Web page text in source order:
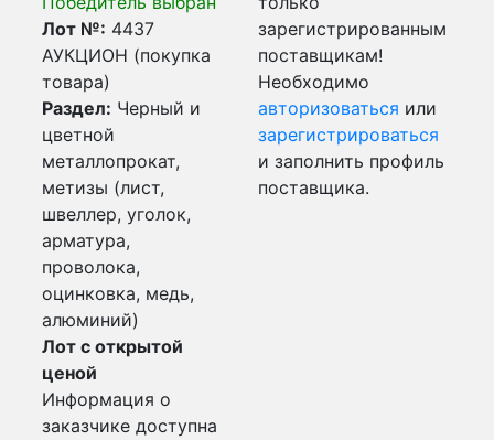
Лот №: 4437
АУКЦИОН (покупка
товара)
Раздел: Черный и
цветной
металлопрокат,
метизы (лист,
швеллер, уголок,
арматура,
проволока,
оцинковка, медь,
алюминий)
Лот с открытой
ценой
Информация о
заказчике доступна
зарегистрированным
поставщикам!
Необходимо
авторизоваться или
зарегистрироваться
и заполнить профиль
поставщика.